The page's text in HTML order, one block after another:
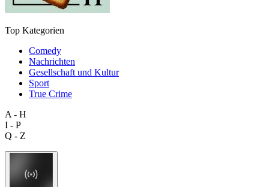
Top Kategorien
Comedy
Nachrichten
Gesellschaft und Kultur
Sport
True Crime
A - H
I - P
Q - Z